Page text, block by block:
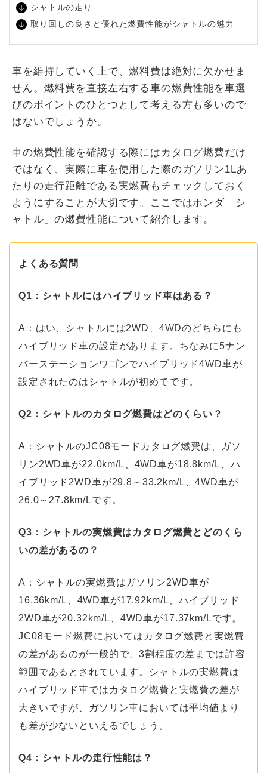
シャトルの走り
取り回しの良さと優れた燃費性能がシャトルの魅力
車を維持していく上で、燃料費は絶対に欠かせま
せん。燃料費を直接左右する車の燃費性能を車選
びのポイントのひとつとして考える方も多いので
はないでしょうか。
車の燃費性能を確認する際にはカタログ燃費だけ
ではなく、実際に車を使用した際のガソリン1Lあ
たりの走行距離である実燃費もチェックしておく
ようにすることが大切です。ここではホンダ「シ
ャトル」の燃費性能について紹介します。
よくある質問
Q1：シャトルにはハイブリッド車はある？
A：はい、シャトルには2WD、4WDのどちらにも
ハイブリッド車の設定があります。ちなみに5ナン
バーステーションワゴンでハイブリッド4WD車が
設定されたのはシャトルが初めてです。
Q2：シャトルのカタログ燃費はどのくらい？
A：シャトルのJC08モードカタログ燃費は、ガソ
リン2WD車が22.0km/L、4WD車が18.8km/L、ハ
イブリッド2WD車が29.8～33.2km/L、4WD車が
26.0～27.8km/Lです。
Q3：シャトルの実燃費はカタログ燃費とどのくら
いの差があるの？
A：シャトルの実燃費はガソリン2WD車が
16.36km/L、4WD車が17.92km/L、ハイブリッド
2WD車が20.32km/L、4WD車が17.37km/Lです。
JC08モード燃費においてはカタログ燃費と実燃費
の差があるのが一般的で、3割程度の差までは許容
範囲であるとされています。シャトルの実燃費は
ハイブリッド車ではカタログ燃費と実燃費の差が
大きいですが、ガソリン車においては平均値より
も差が少ないといえるでしょう。
Q4：シャトルの走行性能は？